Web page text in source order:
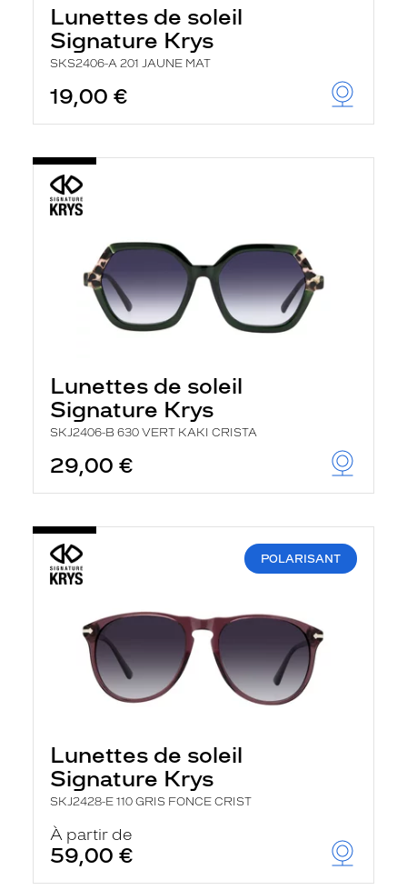
Lunettes de soleil
Signature Krys
SKS2406-A 201 JAUNE MAT
19,00 €
Lunettes de soleil
Signature Krys
SKJ2406-B 630 VERT KAKI CRISTA
29,00 €
POLARISANT
Lunettes de soleil
Signature Krys
SKJ2428-E 110 GRIS FONCE CRIST
À partir de
59,00 €